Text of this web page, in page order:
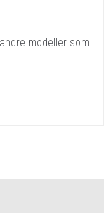
modeller som